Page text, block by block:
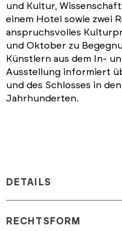
und Kultur,
einem Hotel sowie zwei
anspruchsvolles
und Oktober zu
Künstlern aus dem In-
Ausstellung informiert
und des Schlosses in
Jahrhunderten.
DETAILS
RECHTSFORM